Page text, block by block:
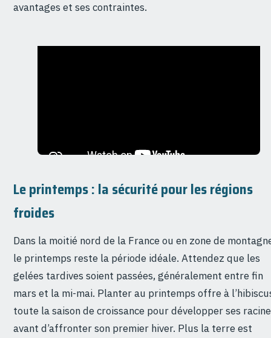
avantages et ses contraintes.
Le printemps : la sécurité pour les régions
froides
Dans la moitié nord de la France ou en zone de
le printemps reste la période idéale. Attendez que les
gelées tardives soient passées, généralement entre fin
mars et la mi-mai. Planter au printemps offre à
toute la saison de croissance pour développer ses
avant d’affronter son premier hiver. Plus la terre est